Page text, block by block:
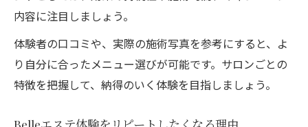
内容に注目しましょう。
体験者の口コミや、実際の施術写真を参考にすると、よ
り自分に合ったメニュー選びが可能です。サロンごとの
特徴を把握して、納得のいく体験を目指しましょう。